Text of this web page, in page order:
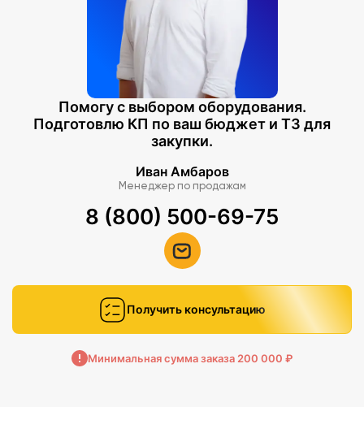
Помогу с выбором оборудования.
Подготовлю КП по ваш бюджет и ТЗ для
закупки.
Иван Амбаров
Менеджер по продажам
8 (800) 500-69-75
Получить консультацию
Минимальная сумма заказа 200 000 ₽